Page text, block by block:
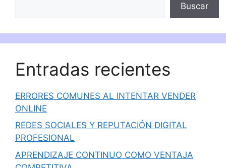
Buscar
Entradas recientes
ERRORES COMUNES AL INTENTAR VENDER
ONLINE
REDES SOCIALES Y REPUTACIÓN DIGITAL
PROFESIONAL
APRENDIZAJE CONTINUO COMO VENTAJA